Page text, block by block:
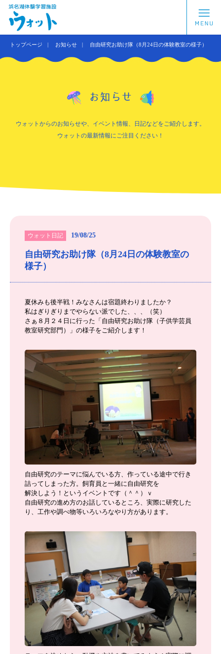
トップページ お知らせ 自由研究お助け隊（8月24日の体験教室の様子）
お知らせ
ウォットからのお知らせや、イベント情報、日記などをご紹介します。
ウォットの最新情報にご注目ください！
ウォット日記 19/08/25
自由研究お助け隊（8月24日の体験教室の
様子）
夏休みも後半戦！みなさんは宿題終わりましたか？
私はぎりぎりまでやらない派でした、、、（笑）
さぁ８月２４日に行った「自由研究お助け隊（子供学芸員
教室研究部門）」の様子をご紹介します！
自由研究のテーマに悩んでいる方、作っている途中で行き
詰ってしまった方。飼育員と一緒に自由研究を
解決しよう！というイベントです（＾＾）ｖ
自由研究の進め方のお話しているところ、実際に研究した
り、工作や調べ物等いろいろなやり方があります。